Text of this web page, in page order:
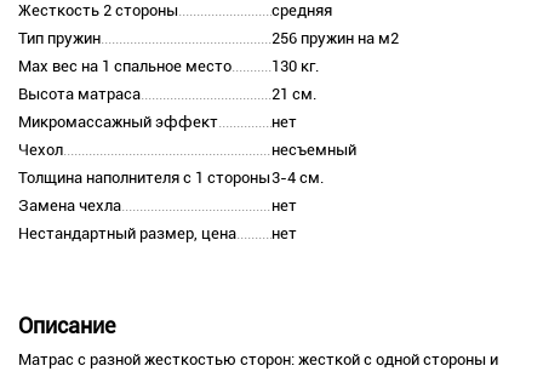
Жесткость 2 стороны
средняя
Тип пружин
256 пружин на м2
Max вес на 1 спальное место
130 кг.
Высота матраса
21 см.
Микромассажный эффект
нет
Чехол
несъемный
Толщина наполнителя с 1 стороны3-4 см.
Замена чехла
нет
Нестандартный размер, цена
нет
Описание
Матрас с разной жесткостью сторон: жесткой с одной стороны и